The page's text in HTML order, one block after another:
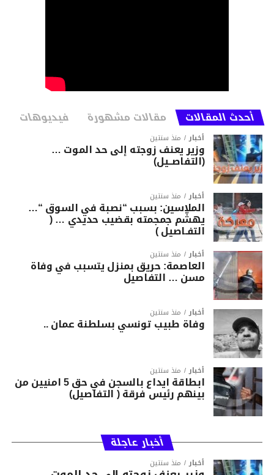
أحدث المقالات مقالات مشهورة فيديوهات
أخبار منذ سنتين
وزير يعنف زوجته إلى حد الموت …
(التفاصــيل)
أخبار منذ سنتين
الملاسين: بسبب “نصبة في السوق “…
يهشّم جمجمته بقضيب حديدي … (
التفـاصيل )
أخبار منذ سنتين
العاصمة: حريق بمنزل يتسبب في وفاة
مسن … التفاصيل
أخبار منذ سنتين
وفاة طبيب تونسي بسلطنة عمان ..
أخبار منذ سنتين
ابطاقة ايداع بالسجن في حق 5 امنيين من
بينهم رئيس فرقة ( التفاصيل)
أخبار عاجلة
أخبار منذ سنتين